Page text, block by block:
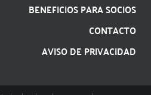
BENEFICIOS PARA SOCIOS
CONTACTO
AVISO DE PRIVACIDAD